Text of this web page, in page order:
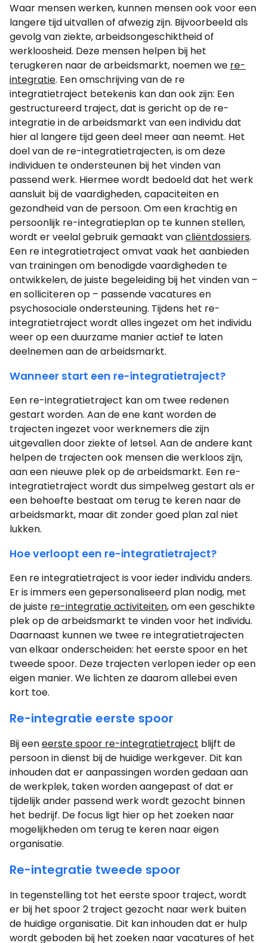
Waar mensen werken, kunnen mensen ook voor een
langere tijd uitvallen of afwezig zijn. Bijvoorbeeld als
gevolg van ziekte, arbeidsongeschiktheid of
werkloosheid. Deze mensen helpen bij het
terugkeren naar de arbeidsmarkt, noemen we re-
integratie. Een omschrijving van de re
integratietraject betekenis kan dan ook zijn: Een
gestructureerd traject, dat is gericht op de re-
integratie in de arbeidsmarkt van een individu dat
hier al langere tijd geen deel meer aan neemt. Het
doel van de re-integratietrajecten, is om deze
individuen te ondersteunen bij het vinden van
passend werk. Hiermee wordt bedoeld dat het werk
aansluit bij de vaardigheden, capaciteiten en
gezondheid van de persoon. Om een krachtig en
persoonlijk re-integratieplan op te kunnen stellen,
wordt er veelal gebruik gemaakt vancliëntdossiers.
Een re integratietraject omvat vaak het aanbieden
van trainingen om benodigde vaardigheden te
ontwikkelen, de juiste begeleiding bij het vinden van –
en solliciteren op – passende vacatures en
psychosociale ondersteuning. Tijdens het re-
integratietraject wordt alles ingezet om het individu
weer op een duurzame manier actief te laten
deelnemen aan de arbeidsmarkt.
Wanneer start een re-integratietraject?
Een re-integratietraject kan om twee redenen
gestart worden. Aan de ene kant worden de
trajecten ingezet voor werknemers die zijn
uitgevallen door ziekte of letsel. Aan de andere kant
helpen de trajecten ook mensen die werkloos zijn,
aan een nieuwe plek op de arbeidsmarkt. Een re-
integratietraject wordt dus simpelweg gestart als er
een behoefte bestaat om terug te keren naar de
arbeidsmarkt, maar dit zonder goed plan zal niet
lukken.
Hoe verloopt een re-integratietraject?
Een re integratietraject is voor ieder individu anders.
Er is immers een gepersonaliseerd plan nodig, met
de juiste re-integratie activiteiten, om een geschikte
plek op de arbeidsmarkt te vinden voor het individu.
Daarnaast kunnen we twee re integratietrajecten
van elkaar onderscheiden: het eerste spoor en het
tweede spoor. Deze trajecten verlopen ieder op een
eigen manier. We lichten ze daarom allebei even
kort toe.
Re-integratie eerste spoor
Bij eeneerste spoor re-integratietraject blijft de
persoon in dienst bij de huidige werkgever. Dit kan
inhouden dat er aanpassingen worden gedaan aan
de werkplek, taken worden aangepast of dat er
tijdelijk ander passend werk wordt gezocht binnen
het bedrijf. De focus ligt hier op het zoeken naar
mogelijkheden om terug te keren naar eigen
organisatie.
Re-integratie tweede spoor
In tegenstelling tot het eerste spoor traject, wordt
er bij het spoor 2 traject gezocht naar werk buiten
de huidige organisatie. Dit kan inhouden dat er hulp
wordt geboden bij het zoeken naar vacatures of het